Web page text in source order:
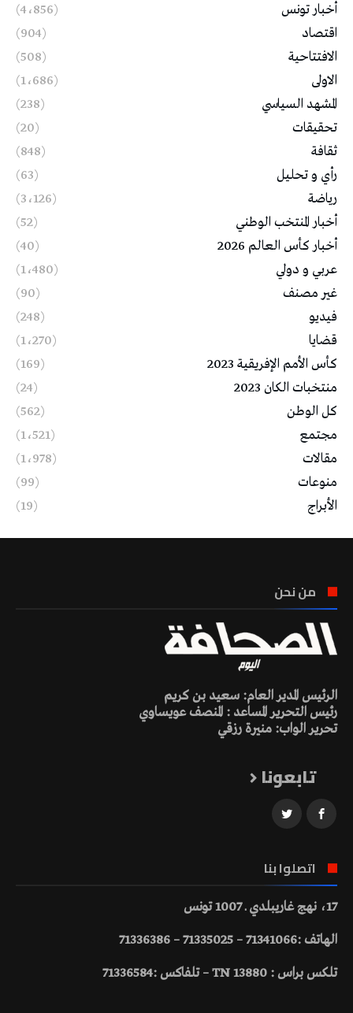
أخبار تونس
(4٬856)
اقتصاد
(904)
الافتتاحية
(508)
الاولى
(1٬686)
المشهد السياسي
(238)
تحقيقات
(20)
ثقافة
(848)
رأي و تحليل
(63)
رياضة
(3٬126)
أخبار المنتخب الوطني
(52)
أخبار كأس العالم 2026
(40)
عربي و دولي
(1٬480)
غير مصنف
(90)
فيديو
(248)
قضايا
(1٬270)
كأس الأمم الإفريقية 2023
(169)
منتخبات الكان 2023
(24)
كل الوطن
(562)
مجتمع
(1٬521)
مقالات
(1٬978)
منوعات
(99)
الأبراج
(19)
من نحن
الرئيس المدير العام: سعيد بن كريم
رئيس التحرير المساعد : المنصف عويساوي
تحرير الواب: منيرة رزقي
تابعونا
اتصلوا بنا
17، نهج غاريبلدي ـ 1007 تونس
الهاتف :71341066 – 71335025 – 71336386
تلكس براس : 13880 TN – تلفاكس :71336584